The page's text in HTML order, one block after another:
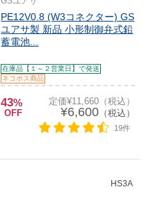
PE12V0.8 (W3コネクター) GS
ユアサ製 新品 小形制御弁式鉛
蓄電池...
在庫品【１～２営業日】で発送
ネコポス商品
43%
OFF
定価¥11,660（税込）
¥6,600（税込）
19件
HS3A